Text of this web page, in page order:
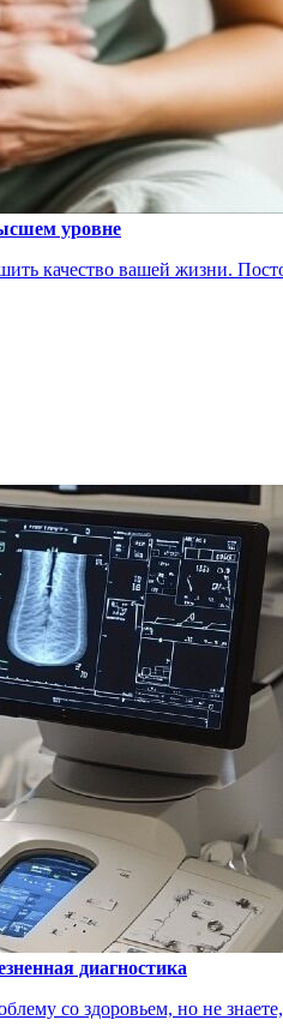
уровне
качество вашей жизни.
диагностика
со здоровьем, но не